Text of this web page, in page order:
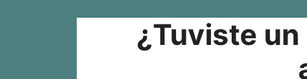
¿Tuviste